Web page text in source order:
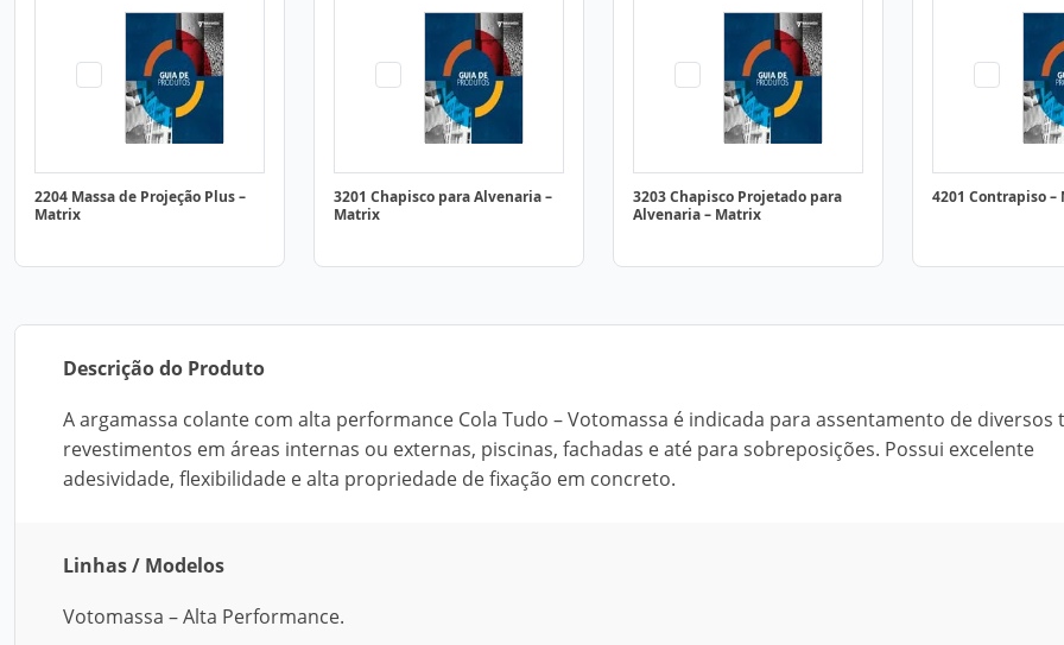
2204 Massa de Projeção Plus –
Matrix
3201 Chapisco para Alvenaria –
Matrix
3203 Chapisco Projetado para
Alvenaria – Matrix
4201 Contrapiso –
Descrição do Produto
A argamassa colante com alta performance Cola Tudo – Votomassa é indicada para assentamento de diversos
revestimentos em áreas internas ou externas, piscinas, fachadas e até para sobreposições. Possui excelente
adesividade, flexibilidade e alta propriedade de fixação em concreto.
Linhas / Modelos
Votomassa – Alta Performance.